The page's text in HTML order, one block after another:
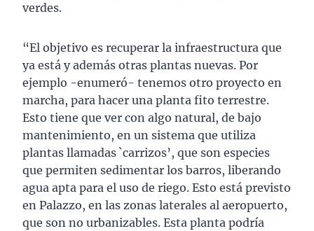
verdes.
“El objetivo es recuperar la infraestructura que
ya está y además otras plantas nuevas. Por
ejemplo -enumeró- tenemos otro proyecto en
marcha, para hacer una planta fito terrestre.
Esto tiene que ver con algo natural, de bajo
mantenimiento, en un sistema que utiliza
plantas llamadas `carrizos’, que son especies
que permiten sedimentar los barros, liberando
agua apta para el uso de riego. Esto está previsto
en Palazzo, en las zonas laterales al aeropuerto,
que son no urbanizables. Esta planta podría